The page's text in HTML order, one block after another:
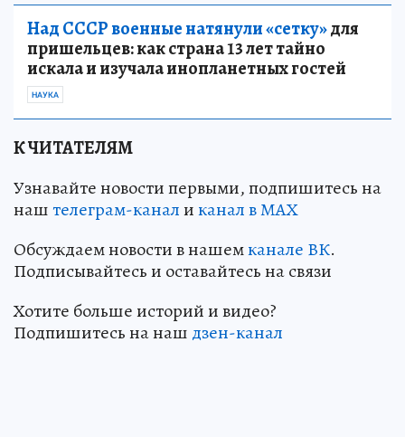
Над СССР военные натянули «сетку»для
пришельцев: как страна 13 лет тайно
искала и изучала инопланетных гостей
НАУКА
К ЧИТАТЕЛЯМ
Узнавайте новости первыми, подпишитесь на
наштелеграм-каналиканал в МАХ
Обсуждаем новости в нашемканале ВК.
Подписывайтесь и оставайтесь на связи
Хотите больше историй и видео?
Подпишитесь на наш дзен-канал